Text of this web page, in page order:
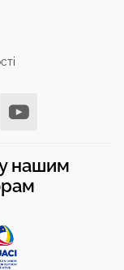
нашим